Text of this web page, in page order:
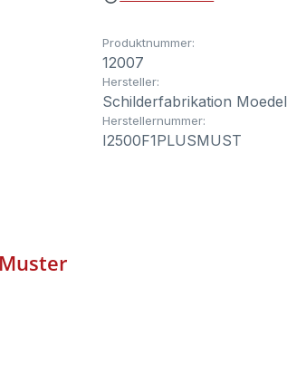
Produktnummer:
12007
Hersteller:
Schilderfabrikation
Herstellernummer:
I2500F1PLUSMUST